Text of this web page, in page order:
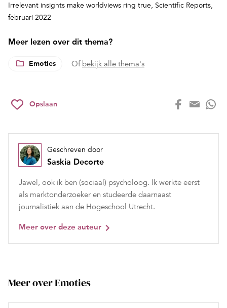
Irrelevant insights make worldviews ring true, Scientific Reports,
februari 2022
Meer lezen over dit thema?
Emoties Of bekijk alle thema's
Opslaan
Geschreven door
Saskia Decorte
Jawel, ook ik ben (sociaal) psycholoog. Ik werkte eerst
als marktonderzoeker en studeerde daarnaast
journalistiek aan de Hogeschool Utrecht.
Meer over deze auteur
Meer over Emoties